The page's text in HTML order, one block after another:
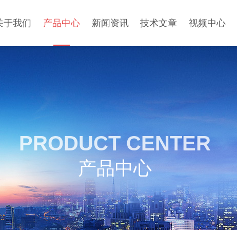
于我们 产品中心 新闻资讯 技术文章 视频中心
PRODUCT CENTER
产品中心